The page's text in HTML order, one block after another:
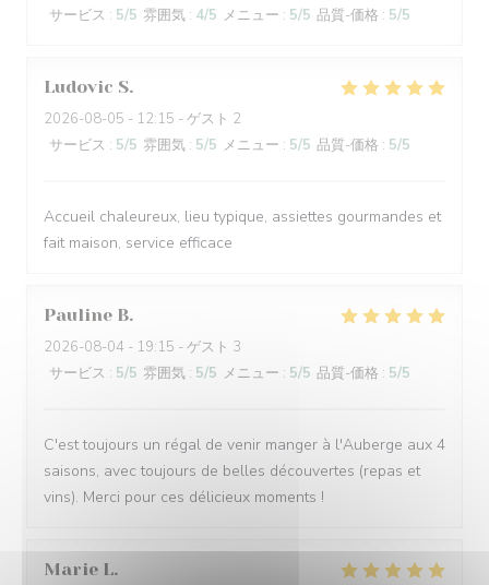
サービス : 5/5 雰囲気 : 4/5 メニュー : 5/5 品質-価格 : 5/5
Ludovic S
2026-08-05 - 12:15 - ゲスト 2
サービス : 5/5 雰囲気 : 5/5 メニュー : 5/5 品質-価格 : 5/5
Accueil chaleureux, lieu typique, assiettes gourmandes et
fait maison, service efficace
Pauline B
2026-08-04 - 19:15 - ゲスト 3
サービス : 5/5 雰囲気 : 5/5 メニュー : 5/5 品質-価格 : 5/5
C'est toujours un régal de venir manger à l'Auberge aux 4
saisons, avec toujours de belles découvertes (repas et
vins). Merci pour ces délicieux moments !
Marie L